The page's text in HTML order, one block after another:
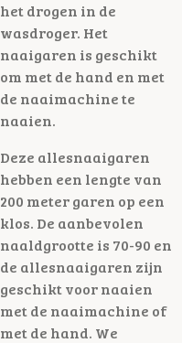
het drogen in de
wasdroger. Het
naaigaren is geschikt
om met de hand en met
de naaimachine te
naaien.
Deze allesnaaigaren
hebben een lengte van
200 meter garen op een
klos. De aanbevolen
naaldgrootte is 70-90 en
de allesnaaigaren zijn
geschikt voor naaien
met de naaimachine of
met de hand. We